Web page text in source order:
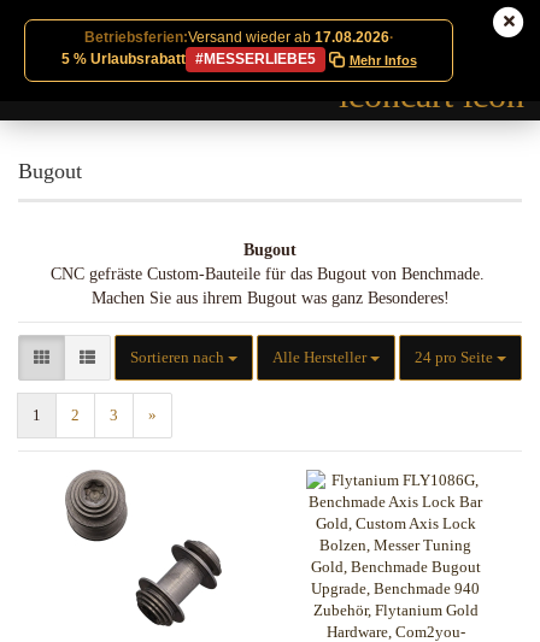
Betriebsferien:Versand wieder ab 17.08.2026·
5 % Urlaubsrabatt
#MESSERLIEBE5 Mehr Infos
Bugout
Bugout
CNC gefräste Custom-Bauteile für das Bugout von Benchmade.
Machen Sie aus ihrem Bugout was ganz Besonderes!
Sortieren nach
Sortieren nach Alle Hersteller 24 pro Seite
pro Seite
1 2 3 »